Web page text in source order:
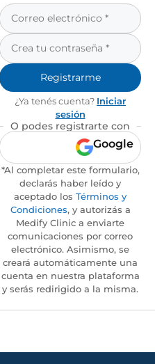
Registrarme
¿Ya tenés cuenta? Iniciar
sesión
O podes registrarte con
Google
*Al completar este formulario,
declarás haber leído y
aceptado los Términos y
Condiciones, y autorizás a
Medify Clinic a enviarte
comunicaciones por correo
electrónico. Asimismo, se
creará automáticamente una
cuenta en nuestra plataforma
y serás redirigido a la misma.